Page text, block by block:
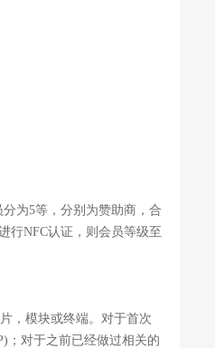
为5等，分别为赞助商，合
行NFC认证，则会员等级至
，模块或终端。对于首次
；对于之前已经做过相关的